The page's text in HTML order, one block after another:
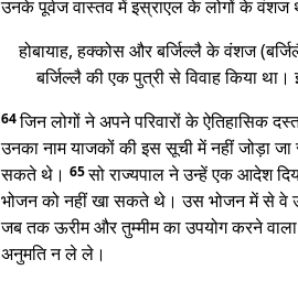
उनके पूर्वज वास्तव में इस्राएल के लोगों के वंशज
होबायाह, हक्कोस और बर्जिल्लै के वंशज
बर्जिल्लै की एक पुत्री से विवाह किया
64जिन लोगों ने अपने परिवारों के ऐतिहासिक
उनका नाम याजकों की इस सूची में नहीं जोड़ा
सकते थे। 65सो राज्यपाल ने उन्हें एक आदेश
भोजन को नहीं खा सकते थे। उस भोजन में से
जब तक ऊरीम और तुम्मीम का उपयोग करने
अनुमति न ले ले।